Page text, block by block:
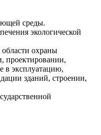
среды.
экологической
охраны
проектировании,
в эксплуатацию,
зданий, строении,